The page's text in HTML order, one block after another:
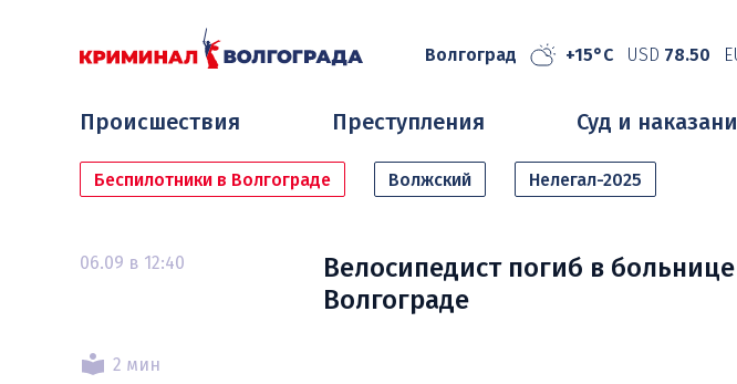
Волгоград +15°C USD 78.50
Происшествия Преступления Суд и
Беспилотники в Волгограде Волжский Нелегал-2025
06.09 в 12:40
2 мин
Велосипедист погиб в
Волгограде